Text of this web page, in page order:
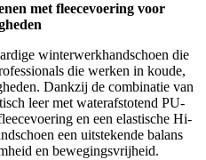
met fleecevoering voor
winterwerkhandschoen die
die werken in koude,
Dankzij de combinatie van
leer met waterafstotend PU-
en een elastische Hi-
een uitstekende balans
en bewegingsvrijheid.